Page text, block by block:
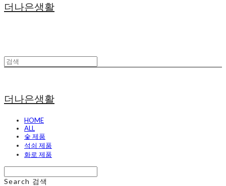
더나은생활
더나은생활
HOME
ALL
숯 제품
석쇠 제품
화로 제품
Search 검색